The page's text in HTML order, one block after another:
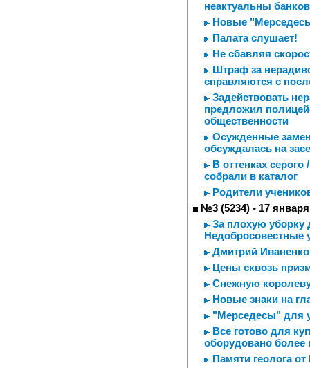
неактуальны
Новые
Палата слушает!
Не сбавляя
Штраф за
справляются с
Задействовать
предложил
общественности
Осужденные
обсуждалась на
В оттенках
собрали в каталог
Родители
№3 (5234) - 17 января
За плохую уборку
Недобросовестные
Дмитрий
Цены сквозь
Снежную
Новые знаки на
"Мерседесы" для
Все готово для
оборудовано более
Памяти геолога